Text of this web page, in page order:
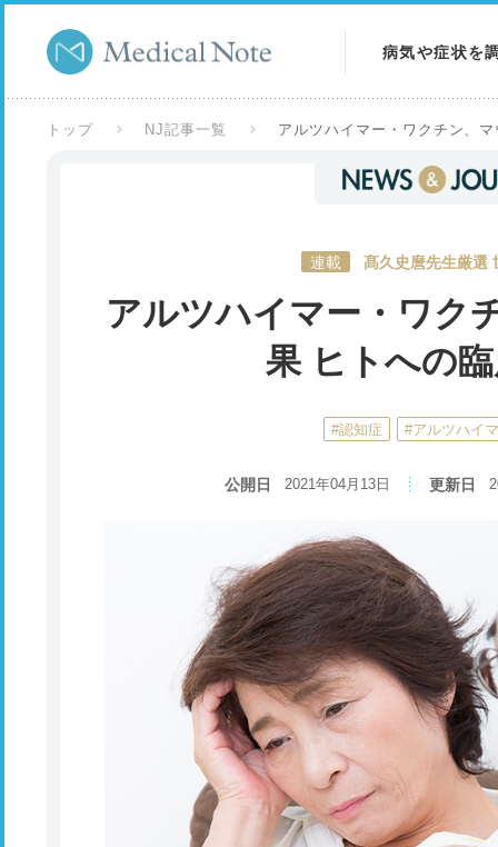
病気や症状を
症状を調べる
トップ NJ記事一覧 アルツハイマー・ワクチン、
連載 髙久史麿先生厳選
アルツハイマー・ワク
果 ヒトへの
#認知症 #アルツハイ
公開日 2021年04月13日 更新日